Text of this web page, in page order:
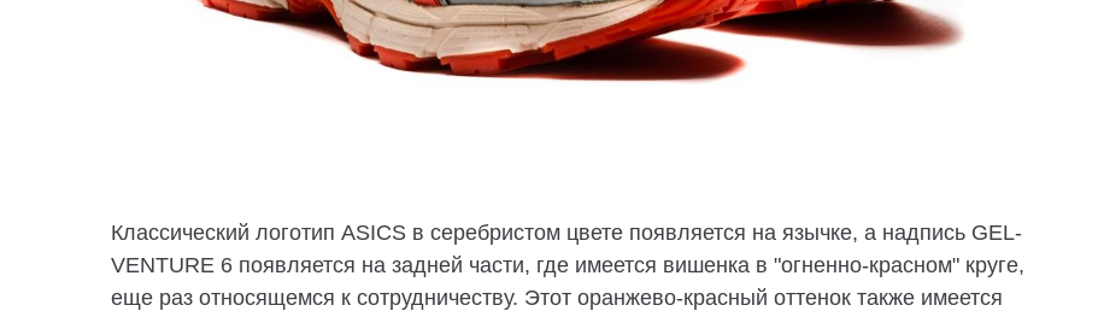
Классический логотип ASICS в серебристом цвете появляется на язычке, а надпись GEL-
VENTURE 6 появляется на задней части, где имеется вишенка в "огненно-красном" круге,
еще раз относящемся к сотрудничеству. Этот оранжево-красный оттенок также имеется